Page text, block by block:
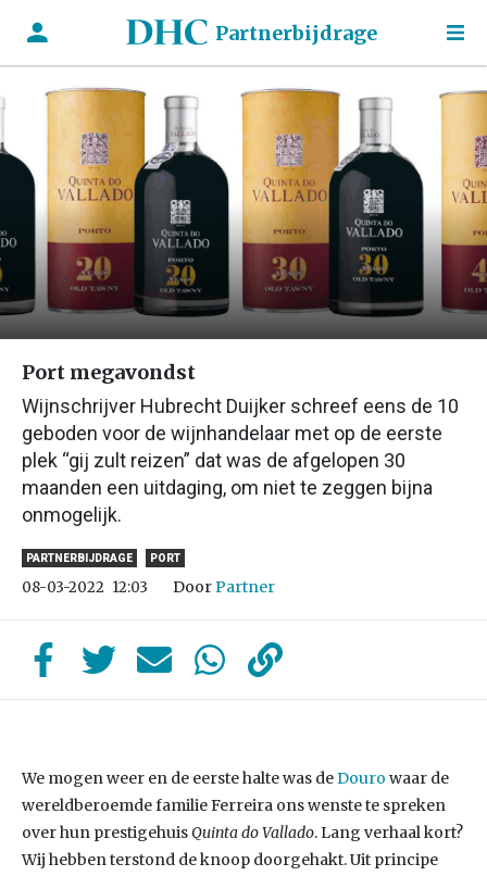
Partnerbijdrage
Port megavondst
Wijnschrijver Hubrecht Duijker schreef eens de 10
geboden voor de wijnhandelaar met op de eerste
plek “gij zult reizen” dat was de afgelopen 30
maanden een uitdaging, om niet te zeggen bijna
onmogelijk.
PARTNERBIJDRAGE PORT
08-03-2022 12:03 DoorPartner
We mogen weer en de eerste halte was deDouro waar de
wereldberoemde familie Ferreira ons wenste te spreken
over hun prestigehuisQuinta do Vallado. Lang verhaal kort?
Wij hebben terstond de knoop doorgehakt. Uit principe